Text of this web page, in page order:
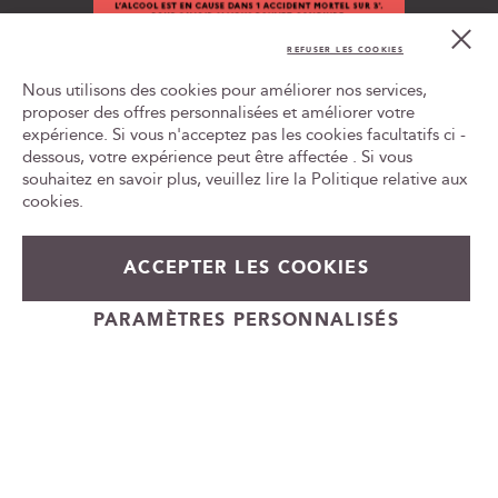
54,00 € En rupture de stock
+
-
n
r
e
n
e
w
s
e
e
CONSOMMER AVEC MODÉRATION
Cadeauvin.fr - © Copyright 2024 - Tous droits réservés
Nous utilisons des cookies pour améliorer nos services,
proposer des offres personnalisées et améliorer votre
expérience. Si vous n'acceptez pas les cookies facultatifs ci -
dessous, votre expérience peut être affectée . Si vous
souhaitez en savoir plus, veuillez lire la Politique relative aux
cookies.
ACCEPTER LES COOKIES
PARAMÈTRES PERSONNALISÉS
REFUSER LES COOKIES